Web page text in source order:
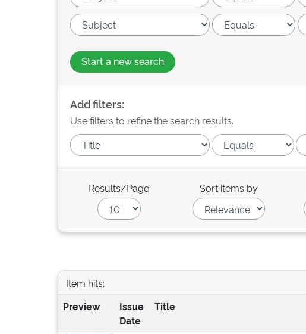
Start a new search
Add filters:
Use filters to refine the search results.
Results/Page Sort items by
Item hits:
Preview
Issue
Date
Title